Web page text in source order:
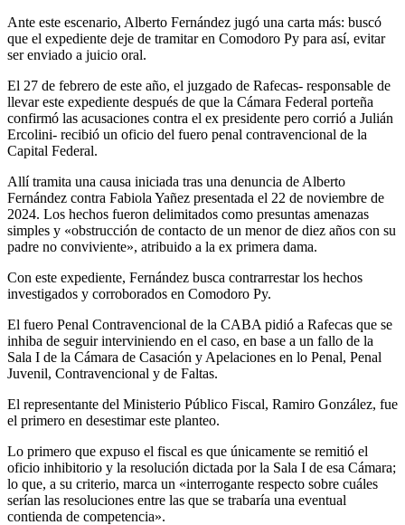
Ante este escenario, Alberto Fernández jugó una carta más: buscó
que el expediente deje de tramitar en Comodoro Py para así, evitar
ser enviado a juicio oral.
El 27 de febrero de este año, el juzgado de Rafecas- responsable de
llevar este expediente después de que la Cámara Federal porteña
confirmó las acusaciones contra el ex presidente pero corrió a Julián
Ercolini- recibió un oficio del fuero penal contravencional de la
Capital Federal.
Allí tramita una causa iniciada tras una denuncia de Alberto
Fernández contra Fabiola Yañez presentada el 22 de noviembre de
2024. Los hechos fueron delimitados como presuntas amenazas
simples y «obstrucción de contacto de un menor de diez años con su
padre no conviviente», atribuido a la ex primera dama.
Con este expediente, Fernández busca contrarrestar los hechos
investigados y corroborados en Comodoro Py.
El fuero Penal Contravencional de la CABA pidió a Rafecas que se
inhiba de seguir interviniendo en el caso, en base a un fallo de la
Sala I de la Cámara de Casación y Apelaciones en lo Penal, Penal
Juvenil, Contravencional y de Faltas.
El representante del Ministerio Público Fiscal, Ramiro González, fue
el primero en desestimar este planteo.
Lo primero que expuso el fiscal es que únicamente se remitió el
oficio inhibitorio y la resolución dictada por la Sala I de esa Cámara;
lo que, a su criterio, marca un «interrogante respecto sobre cuáles
serían las resoluciones entre las que se trabaría una eventual
contienda de competencia».